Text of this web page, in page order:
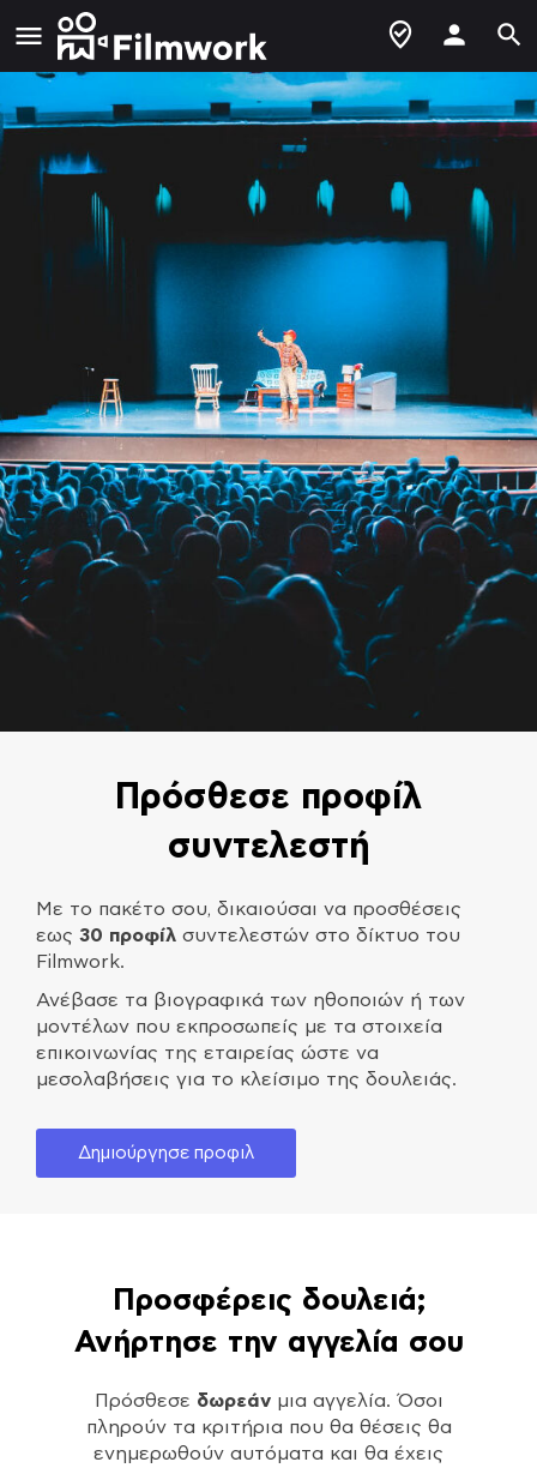
Πρόσθεσε προφίλ
συντελεστή
Με το πακέτο σου, δικαιούσαι να προσθέσεις
εως 30 προφίλ συντελεστών στο δίκτυο του
Filmwork.
Ανέβασε τα βιογραφικά των ηθοποιών ή των
μοντέλων που εκπροσωπείς με τα στοιχεία
επικοινωνίας της εταιρείας ώστε να
μεσολαβήσεις για το κλείσιμο της δουλειάς.
Δημιούργησε προφιλ
Προσφέρεις δουλειά;
Ανήρτησε την αγγελία σου
Πρόσθεσε δωρεάν μια αγγελία. Όσοι
πληρούν τα κριτήρια που θα θέσεις θα
ενημερωθούν αυτόματα και θα έχεις